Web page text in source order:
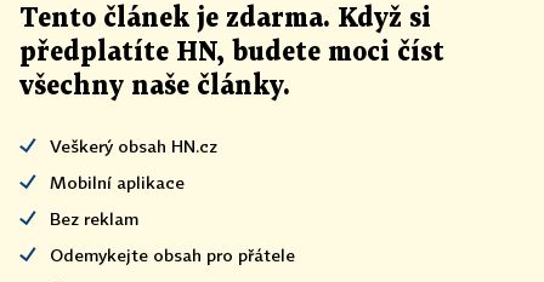
Tento článek je zdarma. Když si
předplatíte HN, budete moci číst
všechny naše články.
Veškerý obsah HN.cz
Mobilní aplikace
Bez reklam
Odemykejte obsah pro přátele